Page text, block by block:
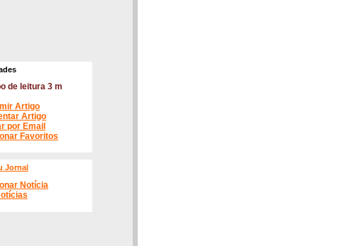
de leitura 3 m
Artigo
Artigo
por Email
Favoritos
Jornal
Notícia